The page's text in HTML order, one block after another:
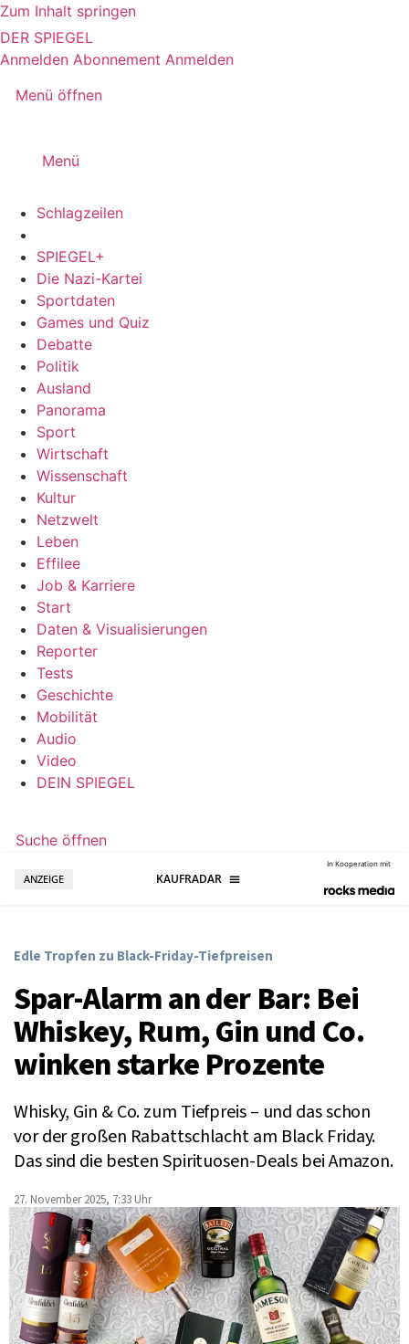
Zum Inhalt springen
DER SPIEGEL
Anmelden Abonnement Anmelden
Menü öffnen
Menü
Schlagzeilen
SPIEGEL+
Die Nazi-Kartei
Sportdaten
Games und Quiz
Debatte
Politik
Ausland
Panorama
Sport
Wirtschaft
Wissenschaft
Kultur
Netzwelt
Leben
Effilee
Job & Karriere
Start
Daten & Visualisierungen
Reporter
Tests
Geschichte
Mobilität
Audio
Video
DEIN SPIEGEL
Suche öffnen
ANZEIGE
In Kooperation mit
Edle Tropfen zu Black-Friday-Tiefpreisen
Spar-Alarm an der Bar: Bei
Whiskey, Rum, Gin und Co.
winken starke Prozente
Whisky, Gin & Co. zum Tiefpreis – und das schon
vor der großen Rabattschlacht am Black Friday.
Das sind die besten Spirituosen-Deals bei Amazon.
27. November 2025, 7:33 Uhr